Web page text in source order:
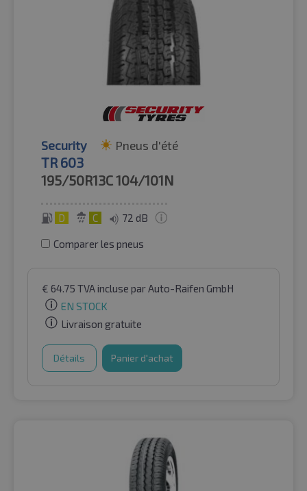
Security Pneus d'été
TR 603
195/50R13C104/101N
D C 72 dB
Comparer les pneus
€ 64.75 TVA incluse par Auto-Raifen GmbH
EN STOCK
Livraison gratuite
Détails Panier d'achat